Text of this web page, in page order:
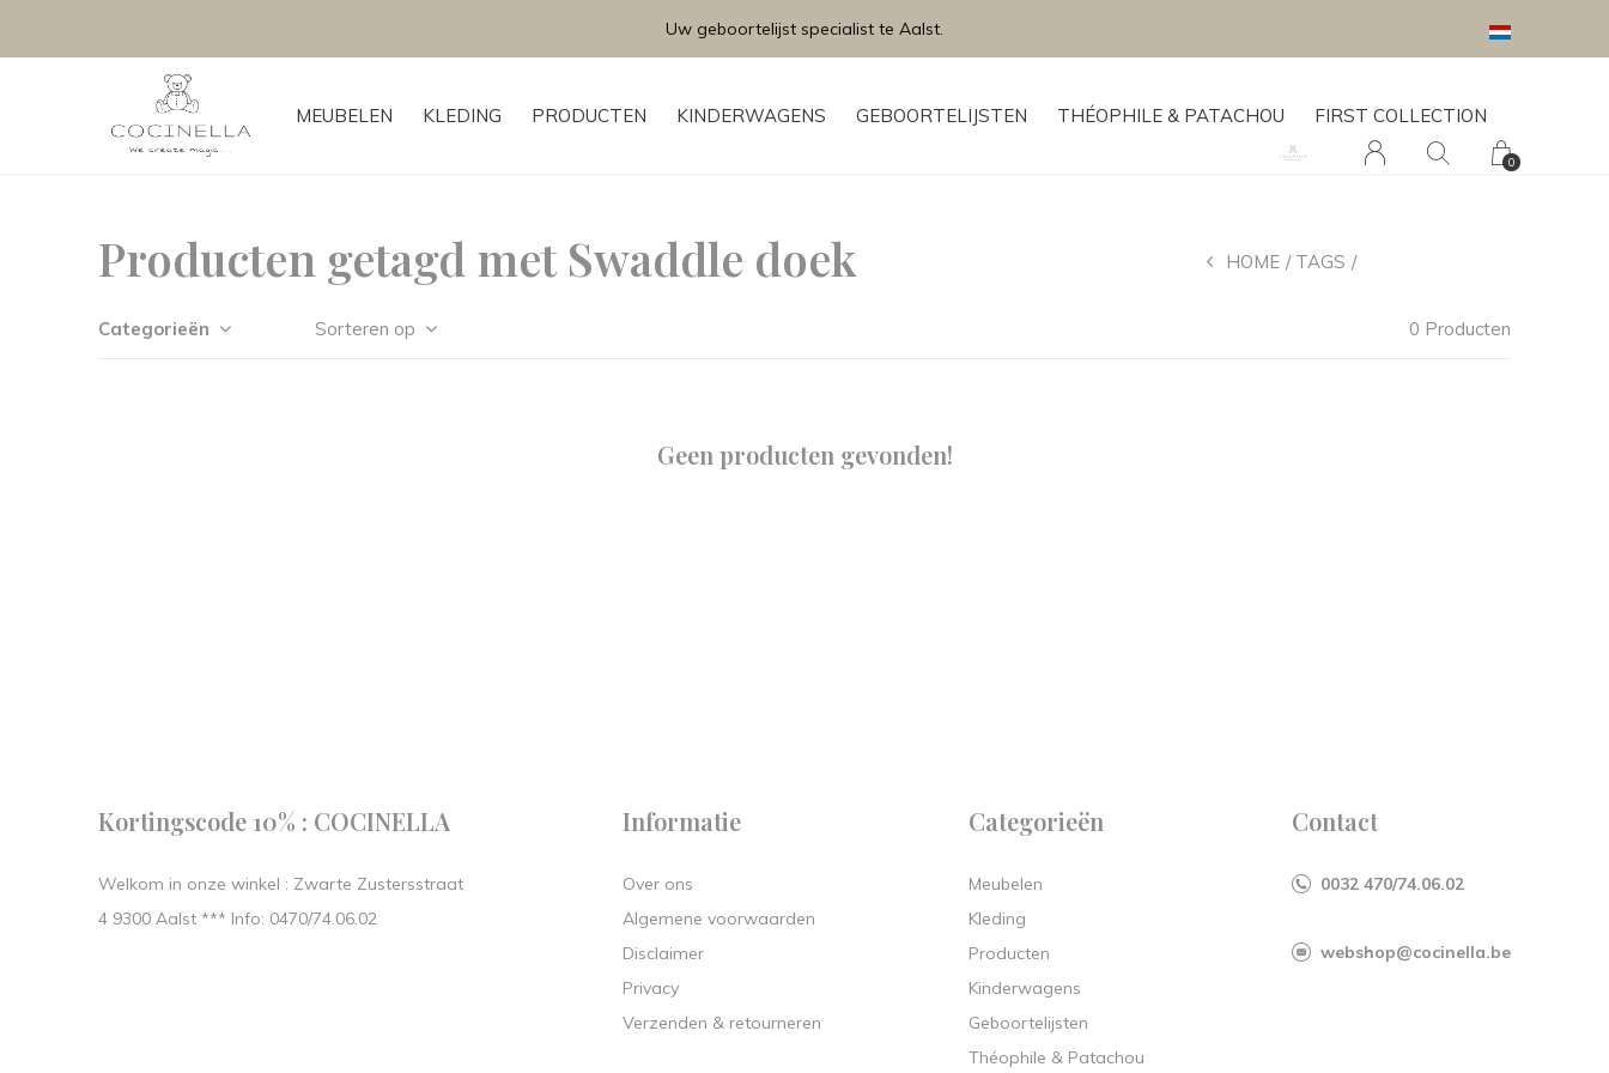
MEUBELEN KLEDING PRODUCTEN KINDERWAGENS GEBOORTELIJSTEN THÉOPHILE & PATACHOU FIRST COLLECTION
0
Uw geboortelijst specialist te Aalst.
Producten getagd met Swaddle doek HOME TAGS
Categorieën Sorteren op 0 Producten
Geen producten gevonden!
Kortingscode 10% : COCINELLA
Welkom in onze winkel : Zwarte Zustersstraat
4 9300 Aalst *** Info: 0470/74.06.02
Informatie
Over ons
Algemene voorwaarden
Disclaimer
Privacy
Verzenden & retourneren
Categorieën
Meubelen
Kleding
Producten
Kinderwagens
Geboortelijsten
Théophile & Patachou
Contact
0032 470/74.06.02
webshop@cocinella.be